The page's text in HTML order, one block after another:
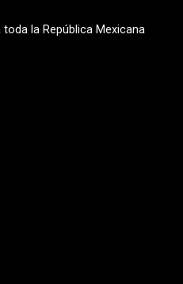
la República Mexicana